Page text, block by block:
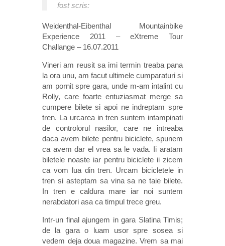
fost scris:
Weidenthal-Eibenthal Mountainbike
Experience 2011 – eXtreme Tour
Challange – 16.07.2011
Vineri am reusit sa imi termin treaba pana
la ora unu, am facut ultimele cumparaturi si
am pornit spre gara, unde m-am intalint cu
Rolly, care foarte entuziasmat merge sa
cumpere bilete si apoi ne indreptam spre
tren. La urcarea in tren suntem intampinati
de controlorul nasilor, care ne intreaba
daca avem bilete pentru biciclete, spunem
ca avem dar el vrea sa le vada. Ii aratam
biletele noaste iar pentru biciclete ii zicem
ca vom lua din tren. Urcam bicicletele in
tren si asteptam sa vina sa ne taie bilete.
In tren e caldura mare iar noi suntem
nerabdatori asa ca timpul trece greu.
Intr-un final ajungem in gara Slatina Timis;
de la gara o luam usor spre sosea si
vedem deja doua magazine. Vrem sa mai